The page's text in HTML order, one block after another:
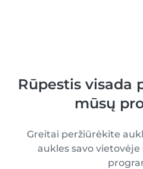
Rūpestis visada
mūsų
Greitai peržiūrėkite
aukles savo